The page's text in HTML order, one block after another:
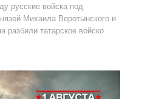
русские войска под
Михаила Воротынского и
разбили татарское войско